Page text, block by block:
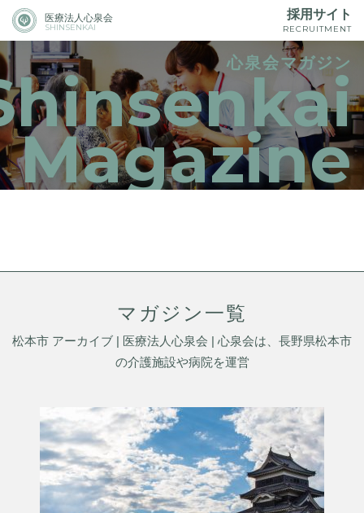
医療法人心泉会
SHINSENKAI
採用サイト
RECRUITMENT
心泉会マガジン
Magazine
マガジン一覧
松本市 アーカイブ | 医療法人心泉会 | 心泉会は、長野県松本市
の介護施設や病院を運営